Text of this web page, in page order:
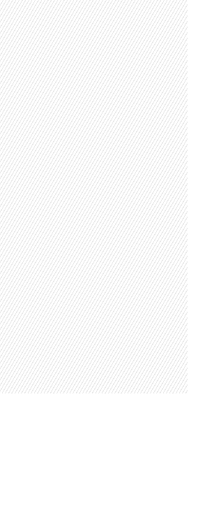
1997 — 2026
© PRISA MEDIA CORP SPA.
musical Cadena Ser, España 2026.
CONTACTO COMERCIAL
Aviso legal
privacidad|Política de Cookies
Configuración de Cookies
publicitarias Presidenciales 2025